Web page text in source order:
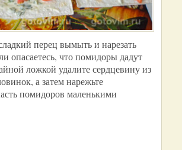
перец вымыть и нарезать
опасаетесь, что помидоры дадут
ложкой удалите сердцевину из
а затем нарежьте
помидоров маленькими